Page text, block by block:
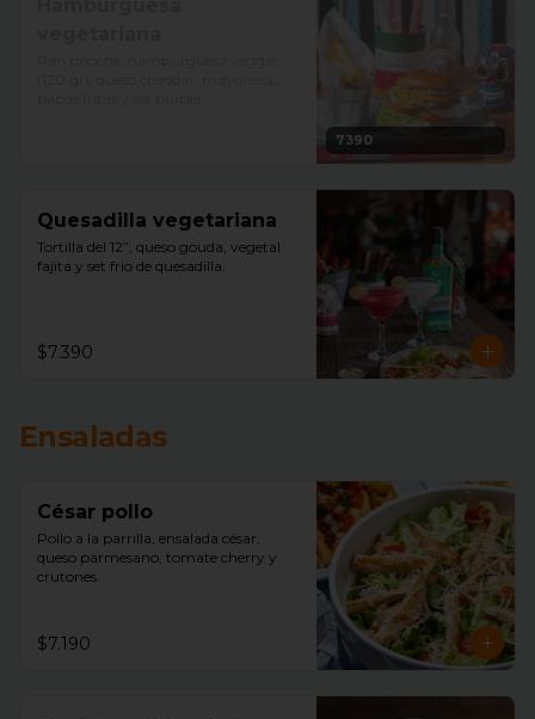
7390
Quesadilla vegetariana
Tortilla del 12”, queso gouda, vegetal
fajita y set frio de quesadilla.
$7.390
Ensaladas
César pollo
Pollo a la parrilla, ensalada césar,
queso parmesano, tomate cherry y
crutones.
$7.190